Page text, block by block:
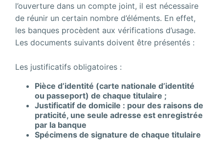
l’ouverture dans un compte joint, il est nécessaire
de réunir un certain nombre d’éléments. En effet,
les banques procèdent aux vérifications d’usage.
Les documents suivants doivent être présentés :
Les justificatifs obligatoires :
Pièce d’identité (carte nationale d’identité
ou passeport) de chaque titulaire ;
Justificatif de domicile : pour des raisons de
praticité, une seule adresse est enregistrée
par la banque
Spécimens de signature de chaque titulaire